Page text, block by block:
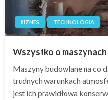
BIZNES TECHNOLOGIA
Wszystko o
Maszyny budowlane na co
trudnych warunkach
jest ich prawidłowa